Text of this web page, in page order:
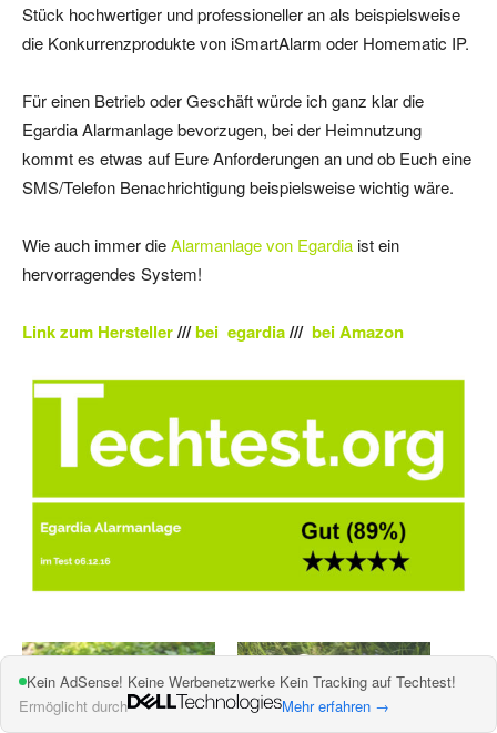
Stück hochwertiger und professioneller an als beispielsweise
die Konkurrenzprodukte von iSmartAlarm oder Homematic IP.
Für einen Betrieb oder Geschäft würde ich ganz klar die
Egardia Alarmanlage bevorzugen, bei der Heimnutzung
kommt es etwas auf Eure Anforderungen an und ob Euch eine
SMS/Telefon Benachrichtigung beispielsweise wichtig wäre.
Wie auch immer dieAlarmanlage von Egardiaist ein
hervorragendes System!
Link zum Hersteller///bei egardia/// bei Amazon
Kein AdSense! Keine Werbenetzwerke Kein Tracking auf Techtest!
Ermöglicht durch
Mehr erfahren →